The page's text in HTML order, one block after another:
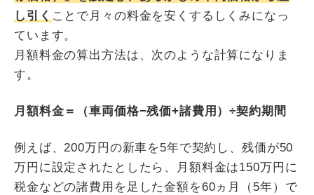
し引く ことで月々の料金を安くするしくみになっ
ています。
月額料金の算出方法は、次のような計算になりま
す。
月額料金＝（車両価格−残価+諸費用）÷契約期間
例えば、200万円の新車を5年で契約し、残価が50
万円に設定されたとしたら、月額料金は150万円に
税金などの諸費用を足した金額を60ヵ月（5年）で